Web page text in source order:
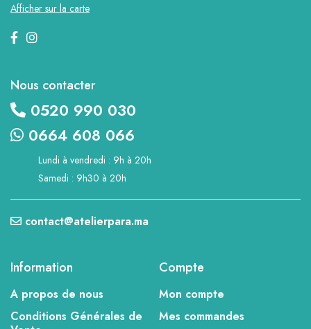
Afficher sur la carte
Nous contacter
0520 990 030
0664 608 066
Lundi à vendredi : 9h à 20h
Samedi : 9h30 à 20h
contact@atelierpara.ma
Information
A propos de nous
Conditions Générales de
Compte
Mon compte
Mes commandes